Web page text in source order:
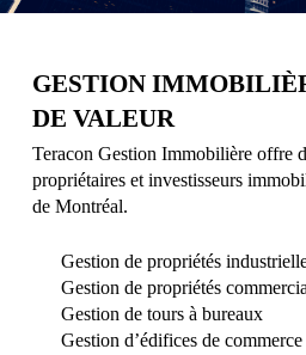
GESTION
DE VALEUR
Teracon Gestion Immobilière offre
propriétaires et investisseurs
de Montréal.
Gestion de propriétés
Gestion de propriétés
Gestion de tours à bureaux
Gestion d’édifices de